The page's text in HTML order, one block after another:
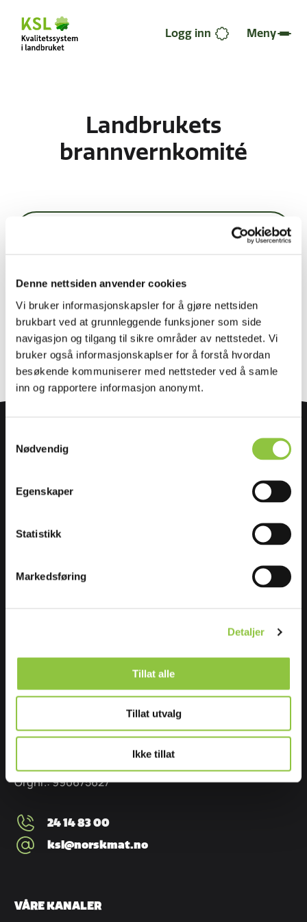
Denne nettsiden anvender cookies
Vi bruker informasjonskapsler for å gjøre nettsiden
brukbart ved at grunnleggende funksjoner som side
navigasjon og tilgang til sikre områder av nettstedet. Vi
bruker også informasjonskaplser for å forstå hvordan
besøkende kommuniserer med nettsteder ved å samle
inn og rapportere informasjon anonymt.
Nødvendig
Egenskaper
Statistikk
Markedsføring
Detaljer
Tillat alle
Tillat utvalg
Ikke tillat
hovedinnhold
Logg inn Meny
Landbrukets
brannvernkomité
Nyeste først
Nyeste først
Eldste først
Stiftelsen Norsk Mat er en uavhengig stiftelse som
bidrar til økt mangfold, kvalitet og verdiskaping i
Stiftelsen Norsk Mat
0179 Oslo
Orgnr.: 990675627
24 14 83 00
ksl@norskmat.no
VÅRE KANALER